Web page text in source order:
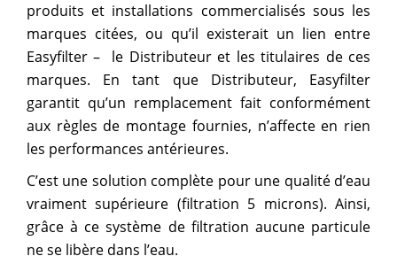
produits et installations commercialisés sous les
marques citées, ou qu’il existerait un lien entre
Easyfilter – le Distributeur et les titulaires de ces
marques. En tant que Distributeur, Easyfilter
garantit qu’un remplacement fait conformément
aux règles de montage fournies, n’affecte en rien
les performances antérieures.
C’est une solution complète pour une qualité d’eau
vraiment supérieure (filtration 5 microns). Ainsi,
grâce à ce système de filtration aucune particule
ne se libère dans l’eau.